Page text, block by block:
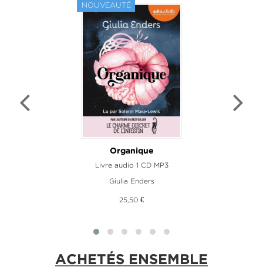
NOUVEAUTÉ
Organique
Livre audio 1 CD MP3
Giulia Enders
25,50 €
ACHETÉS ENSEMBLE